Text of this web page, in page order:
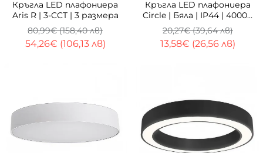
Кръгла LED плафониера
Aris R | 3-CCT | 3 размера
54,26€ (106,13 лв)
80,99€ (158,40 лв)
Кръгла LED плафониера
Circle | Бяла | IP44 | 4000K
| 3 Размера
13,58€ (26,56 лв)
20,27€ (39,64 лв)